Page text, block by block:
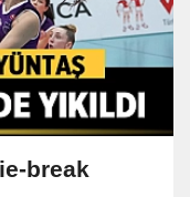
break